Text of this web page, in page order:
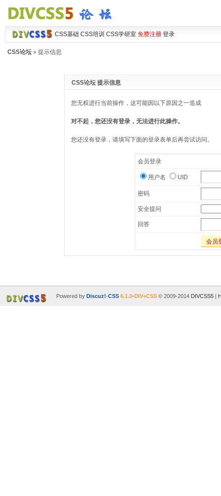
CSS基础 CSS培训 CSS学研室 免费注册 登录
CSS论坛» 提示信息
CSS论坛 提示信息
您无权进行当前操作，这可能因以下原因之一造成
对不起，您还没有登录，无法进行此操作。
您还没有登录，请填写下面的登录表单后再尝试访问。
会员登录
用户名 UID
密码
安全提问
回答
会员
Powered by Discuz!-CSS 6.1.0-DIV+CSS© 2009-2014 DIVCSS5|